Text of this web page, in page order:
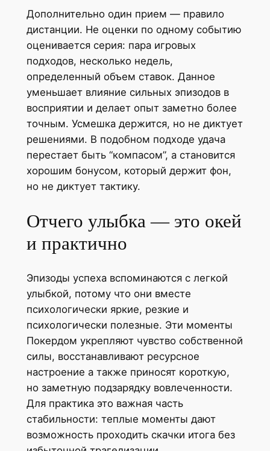
Дополнительно один прием — правило
дистанции. Не оценки по одному событию
оценивается серия: пара игровых
подходов, несколько недель,
определенный объем ставок. Данное
уменьшает влияние сильных эпизодов в
восприятии и делает опыт заметно более
точным. Усмешка держится, но не диктует
решениями. В подобном подходе удача
перестает быть “компасом”, а становится
хорошим бонусом, который держит фон,
но не диктует тактику.
Отчего улыбка — это окей
и практично
Эпизоды успеха вспоминаются с легкой
улыбкой, потому что они вместе
психологически яркие, резкие и
психологически полезные. Эти моменты
Покердом укрепляют чувство собственной
силы, восстанавливают ресурсное
настроение а также приносят короткую,
но заметную подзарядку вовлеченности.
Для практика это важная часть
стабильности: теплые моменты дают
возможность проходить скачки итога без